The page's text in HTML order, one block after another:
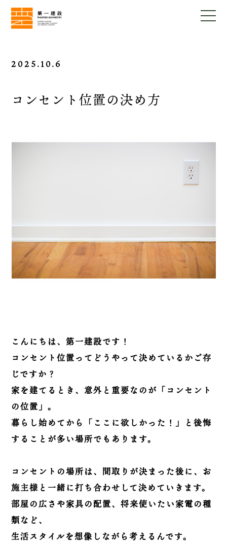
2025.10.6
コンセント位置の決め方
こんにちは、第一建設です！
コンセント位置ってどうやって決めているかご存
じですか？
家を建てるとき、意外と重要なのが「コンセント
の位置」。
暮らし始めてから「ここに欲しかった！」と後悔
することが多い場所でもあります。
コンセントの場所は、間取りが決まった後に、お
施主様と一緒に打ち合わせして決めていきます。
部屋の広さや家具の配置、将来使いたい家電の種
類など、
生活スタイルを想像しながら考えるんです。